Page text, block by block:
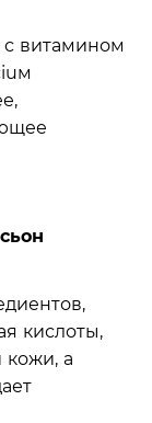
с витамином
кислоты,
а